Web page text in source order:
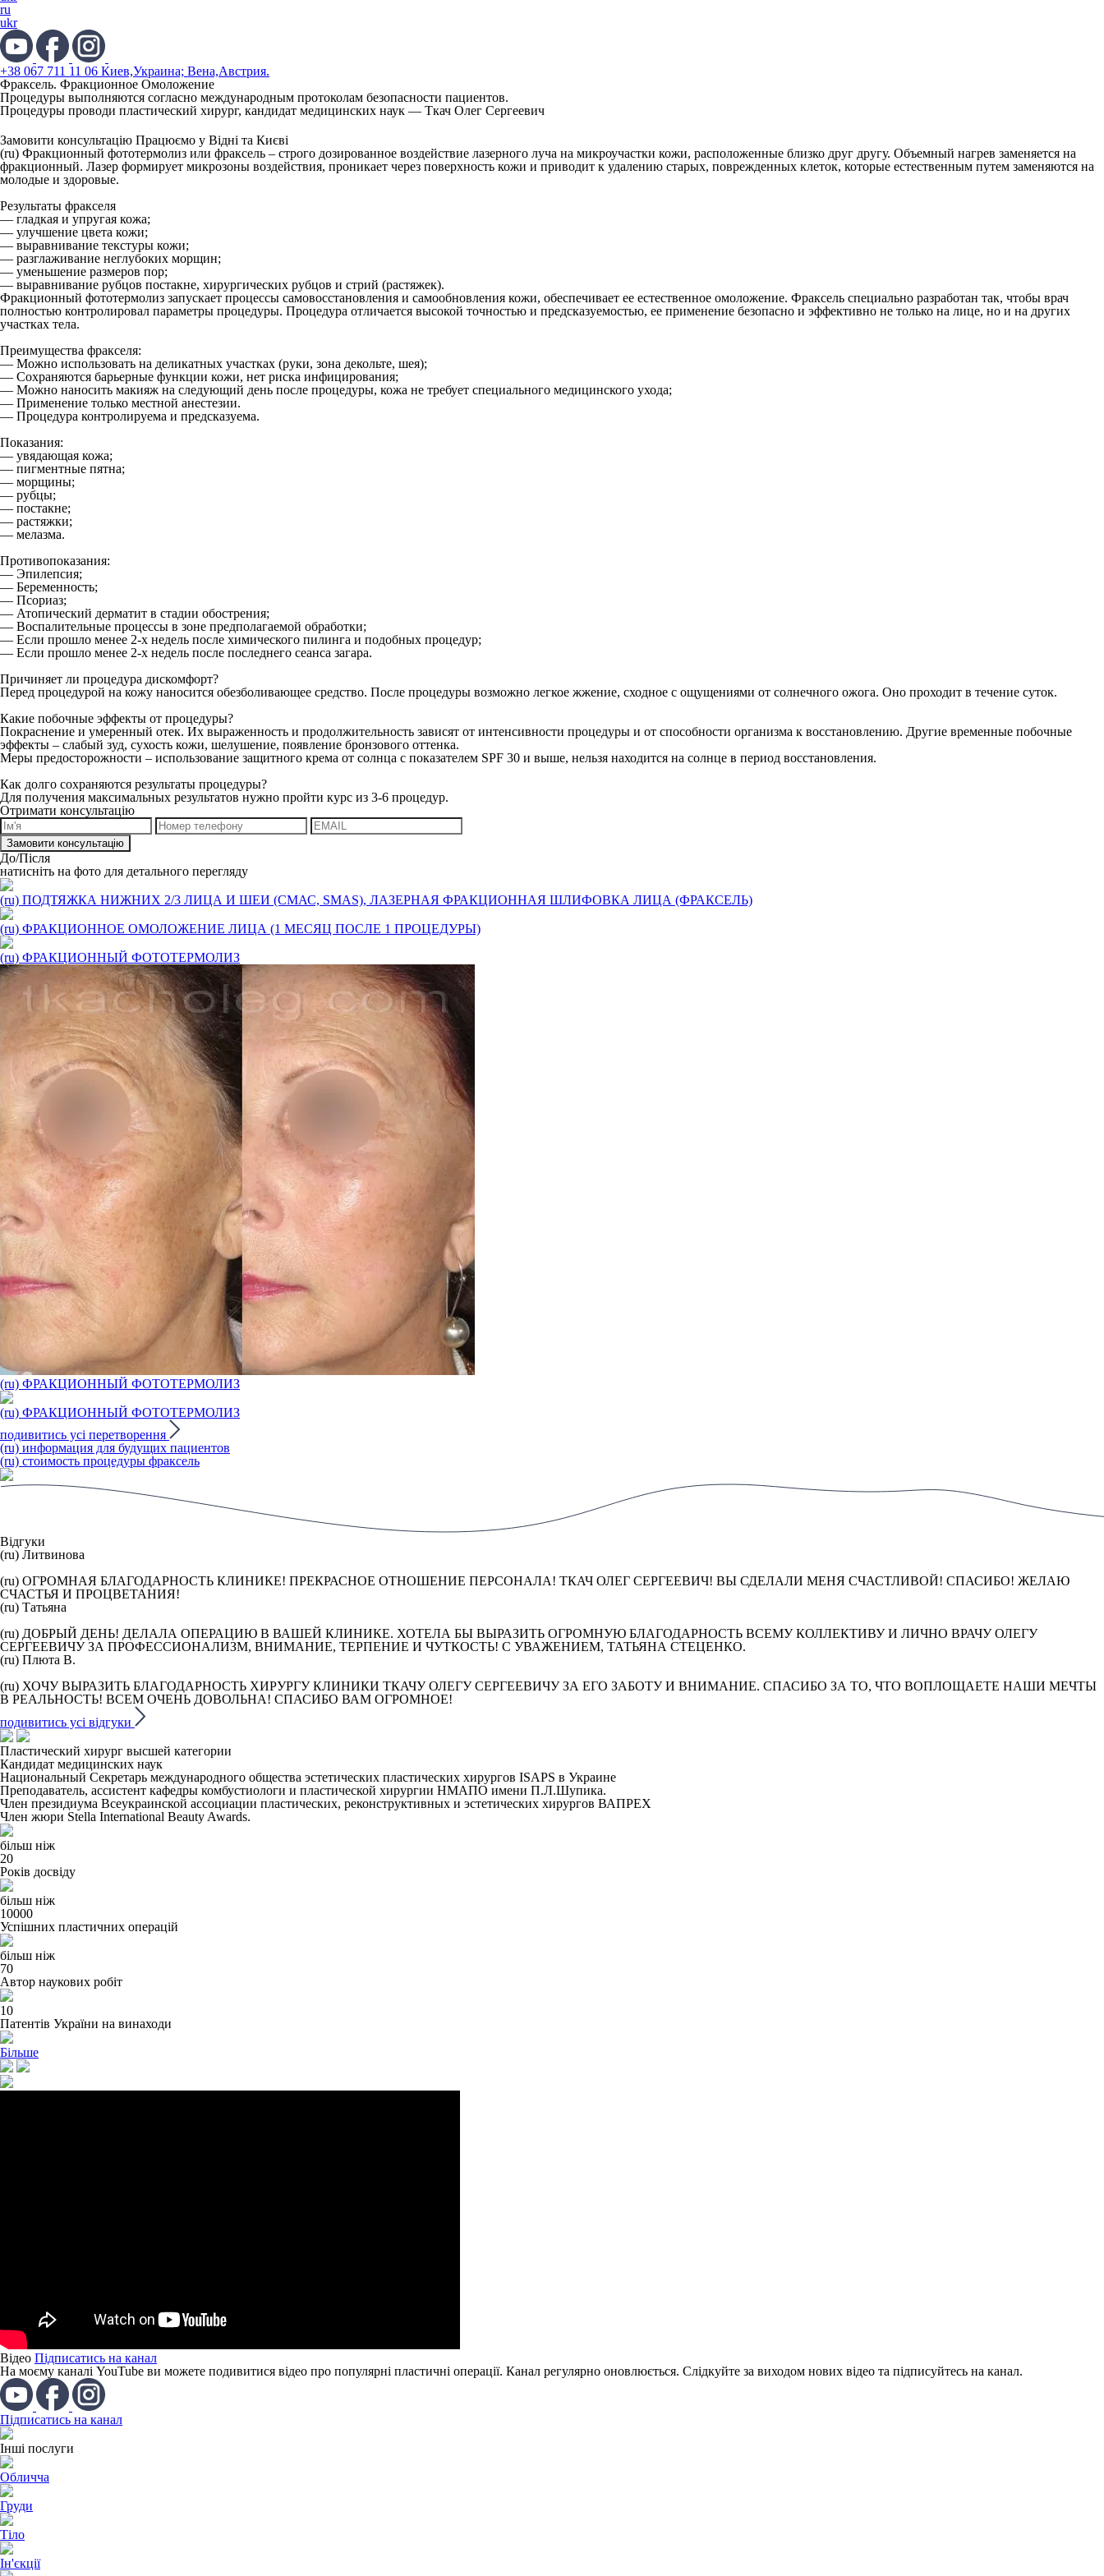
ru
ukr
+38 067 711 11 06 Киев,Украина; Вена,Австрия.
Фраксель. Фракционное Омоложение
Процедуры выполняются согласно международным протоколам безопасности пациентов.
Процедуры проводи пластический хирург, кандидат медицинских наук — Ткач Олег Сергеевич
Замовити консультацію Працюємо у Відні та Києві
(ru) Фракционный фототермолиз или фраксель – строго дозированное воздействие лазерного луча на микроучастки кожи, расположенные близко друг другу. Объемный нагрев заменяется на
фракционный. Лазер формирует микрозоны воздействия, проникает через поверхность кожи и приводит к удалению старых, поврежденных клеток, которые естественным путем заменяются на
молодые и здоровые.
Результаты фракселя
— гладкая и упругая кожа;
— улучшение цвета кожи;
— выравнивание текстуры кожи;
— разглаживание неглубоких морщин;
— уменьшение размеров пор;
— выравнивание рубцов постакне, хирургических рубцов и стрий (растяжек).
Фракционный фототермолиз запускает процессы самовосстановления и самообновления кожи, обеспечивает ее естественное омоложение. Фраксель специально разработан так, чтобы врач
полностью контролировал параметры процедуры. Процедура отличается высокой точностью и предсказуемостью, ее применение безопасно и эффективно не только на лице, но и на других
участках тела.
Преимущества фракселя:
— Можно использовать на деликатных участках (руки, зона декольте, шея);
— Сохраняются барьерные функции кожи, нет риска инфицирования;
— Можно наносить макияж на следующий день после процедуры, кожа не требует специального медицинского ухода;
— Применение только местной анестезии.
— Процедура контролируема и предсказуема.
Показания:
— увядающая кожа;
— пигментные пятна;
— морщины;
— рубцы;
— постакне;
— растяжки;
— мелазма.
Противопоказания:
— Эпилепсия;
— Беременность;
— Псориаз;
— Атопический дерматит в стадии обострения;
— Воспалительные процессы в зоне предполагаемой обработки;
— Если прошло менее 2-х недель после химического пилинга и подобных процедур;
— Если прошло менее 2-х недель после последнего сеанса загара.
Причиняет ли процедура дискомфорт?
Перед процедурой на кожу наносится обезболивающее средство. После процедуры возможно легкое жжение, сходное с ощущениями от солнечного ожога. Оно проходит в течение суток.
Какие побочные эффекты от процедуры?
Покраснение и умеренный отек. Их выраженность и продолжительность зависят от интенсивности процедуры и от способности организма к восстановлению. Другие временные побочные
эффекты – слабый зуд, сухость кожи, шелушение, появление бронзового оттенка.
Меры предосторожности – использование защитного крема от солнца с показателем SPF 30 и выше, нельзя находится на солнце в период восстановления.
Как долго сохраняются результаты процедуры?
Для получения максимальных результатов нужно пройти курс из 3-6 процедур.
Отримати консультацію
До/Після
натисніть на фото для детального перегляду
(ru) ПОДТЯЖКА НИЖНИХ 2/3 ЛИЦА И ШЕИ (СМАС, SMAS), ЛАЗЕРНАЯ ФРАКЦИОННАЯ ШЛИФОВКА ЛИЦА (ФРАКСЕЛЬ)
(ru) ФРАКЦИОННОЕ ОМОЛОЖЕНИЕ ЛИЦА (1 МЕСЯЦ ПОСЛЕ 1 ПРОЦЕДУРЫ)
(ru) ФРАКЦИОННЫЙ ФОТОТЕРМОЛИЗ
(ru) ФРАКЦИОННЫЙ ФОТОТЕРМОЛИЗ
(ru) ФРАКЦИОННЫЙ ФОТОТЕРМОЛИЗ
подивитись усі перетворення
(ru) информация для будущих пациентов
(ru) стоимость процедуры фраксель
Відгуки
(ru) Литвинова
(ru) ОГРОМНАЯ БЛАГОДАРНОСТЬ КЛИНИКЕ! ПРЕКРАСНОЕ ОТНОШЕНИЕ ПЕРСОНАЛА! ТКАЧ ОЛЕГ СЕРГЕЕВИЧ! ВЫ СДЕЛАЛИ МЕНЯ СЧАСТЛИВОЙ! СПАСИБО! ЖЕЛАЮ
СЧАСТЬЯ И ПРОЦВЕТАНИЯ!
(ru) Татьяна
(ru) ДОБРЫЙ ДЕНЬ! ДЕЛАЛА ОПЕРАЦИЮ В ВАШЕЙ КЛИНИКЕ. ХОТЕЛА БЫ ВЫРАЗИТЬ ОГРОМНУЮ БЛАГОДАРНОСТЬ ВСЕМУ КОЛЛЕКТИВУ И ЛИЧНО ВРАЧУ ОЛЕГУ
СЕРГЕЕВИЧУ ЗА ПРОФЕССИОНАЛИЗМ, ВНИМАНИЕ, ТЕРПЕНИЕ И ЧУТКОСТЬ! С УВАЖЕНИЕМ, ТАТЬЯНА СТЕЦЕНКО.
(ru) Плюта В.
(ru) ХОЧУ ВЫРАЗИТЬ БЛАГОДАРНОСТЬ ХИРУРГУ КЛИНИКИ ТКАЧУ ОЛЕГУ СЕРГЕЕВИЧУ ЗА ЕГО ЗАБОТУ И ВНИМАНИЕ. СПАСИБО ЗА ТО, ЧТО ВОПЛОЩАЕТЕ НАШИ МЕЧТЫ
В РЕАЛЬНОСТЬ! ВСЕМ ОЧЕНЬ ДОВОЛЬНА! СПАСИБО ВАМ ОГРОМНОЕ!
подивитись усі відгуки
Пластический хирург высшей категории
Кандидат медицинских наук
Национальный Секретарь международного общества эстетических пластических хирургов ISAPS в Украине
Преподаватель, ассистент кафедры комбустиологи и пластической хирургии НМАПО имени П.Л.Шупика.
Член президиума Всеукраинской ассоциации пластических, реконструктивных и эстетических хирургов ВАПРЕХ
Член жюри Stella International Beauty Awards.
більш ніж
20
Років досвіду
більш ніж
10000
Успішних пластичних операцій
більш ніж
70
Автор наукових робіт
10
Патентів України на винаходи
Більше
Відео Підписатись на канал
На моєму каналі YouTube ви можете подивитися відео про популярні пластичні операції. Канал регулярно оновлюється. Слідкуйте за виходом нових відео та підписуйтесь на канал.
Підписатись на канал
Інші послуги
Обличча
Груди
Тіло
Ін'єкції